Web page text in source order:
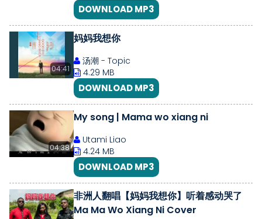
DOWNLOAD MP3
04:41
妈妈我想你
汤潮 - Topic
4.29 MB
DOWNLOAD MP3
04:38
My song | Mama wo xiang ni
Utami Liao
4.24 MB
DOWNLOAD MP3
非洲人翻唱【妈妈我想你】听着感动哭了
Ma Ma Wo Xiang Ni Cover